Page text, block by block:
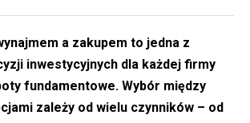
a zakupem to jedna z
inwestycyjnych dla każdej firmy
fundamentowe. Wybór między
zależy od wielu czynników – od